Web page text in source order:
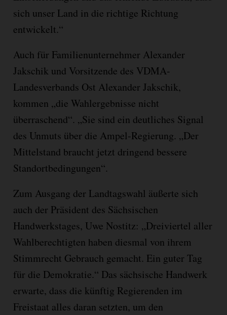
sich unser Land in die richtige Richtung
entwickelt.“
Auch für Familienunternehmer Alexander
Jakschik und Vorsitzende des VDMA-
Landesverbands Ost Alexander Jakschik,
kommen „die Wahlergebnisse nicht
überraschend“. „Sie sind ein deutliches Signal
des Unmuts über die Ampel-Regierung. „Der
Mittelstand braucht jetzt dringend bessere
Standortbedingungen“.
Zum Ausgang der Landtagswahl äußerte sich
auch der Präsident des Sächsischen
Handwerkstages, Uwe Nostitz: „Dreiviertel aller
Wahlberechtigten haben diesmal von ihrem
Stimmrecht Gebrauch gemacht. Ein guter Tag
für die Demokratie.“ Das sächsische Handwerk
erwarte, dass die künftig Regierenden im
Freistaat alles daran setzten, um den